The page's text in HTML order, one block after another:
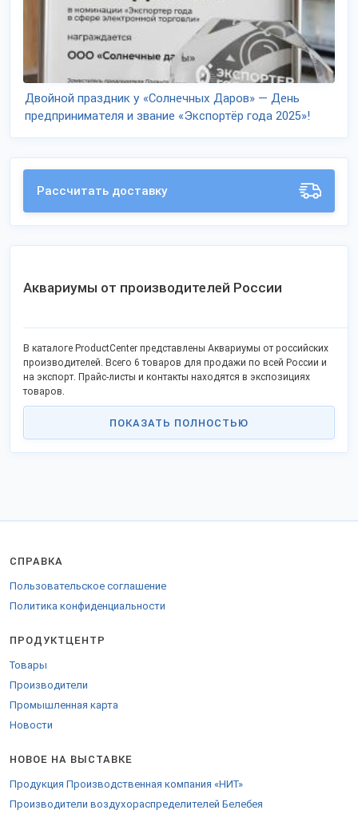
Двойной праздник у «Солнечных Даров» — День
предпринимателя и звание «Экспортёр года 2025»!
Рассчитать доставку
Аквариумы от производителей России
В каталоге ProductCenter представлены Аквариумы от российских
производителей. Всего 6 товаров для продажи по всей России и
на экспорт. Прайс-листы и контакты находятся в экспозициях
товаров.
ПОКАЗАТЬ ПОЛНОСТЬЮ
СПРАВКА
Пользовательское соглашение
Политика конфиденциальности
ПРОДУКТЦЕНТР
Товары
Производители
Промышленная карта
Новости
НОВОЕ НА ВЫСТАВКЕ
Продукция Производственная компания «НИТ»
Производители воздухораспределителей Белебея